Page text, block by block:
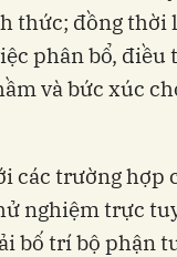
thức; đồng thời
phân bổ, điều
và bức xúc
các trường hợp
nghiệm trực
bố trí bộ phận